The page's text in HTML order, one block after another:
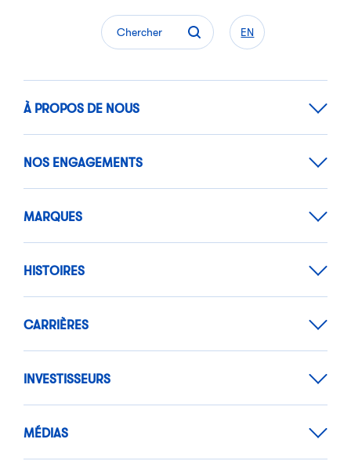
Chercher EN
À PROPOS DE NOUS
NOS ENGAGEMENTS
MARQUES
HISTOIRES
CARRIÈRES
INVESTISSEURS
MÉDIAS